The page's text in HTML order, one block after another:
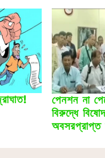
পেনশন না
বিরুদ্ধে
অবসরপ্রাপ্ত